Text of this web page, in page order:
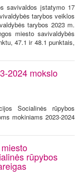
savivaldos įstatymo 17
tarybos veiklos
tarybos 2023 m.
miesto savivaldybės
47.1 ir 48.1 punktais,
2024 mokslo
Socialinės rūpybos
mokiniams 2023-2024
rūpybos